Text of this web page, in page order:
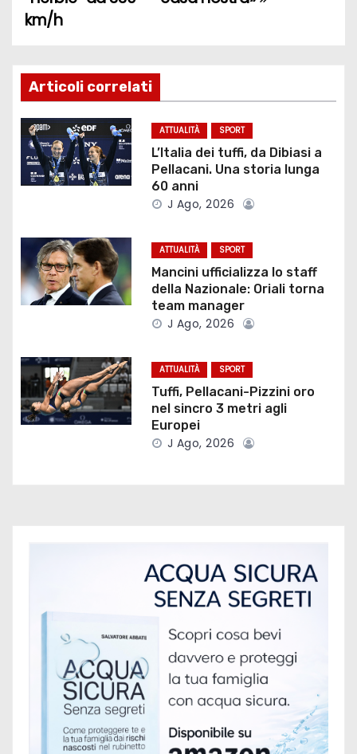
v
g
a
z
i
n
e
r
t
i
km/h
Articoli correlati
ATTUALITÀ SPORT
L’Italia dei tuffi, da Dibiasi a
Pellacani. Una storia lunga
60 anni
J Ago, 2026
ATTUALITÀ SPORT
Mancini ufficializza lo staff
della Nazionale: Oriali torna
team manager
J Ago, 2026
ATTUALITÀ SPORT
Tuffi, Pellacani-Pizzini oro
nel sincro 3 metri agli
Europei
J Ago, 2026